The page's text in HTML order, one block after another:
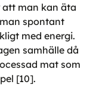
att man kan äta
spontant
med energi.
samhälle då
mat som
[10].